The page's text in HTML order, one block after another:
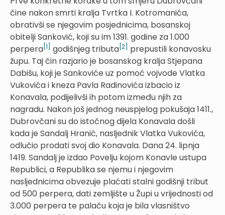
čine nakon smrti kralja Tvrtka I. Kotromanića,
obrativši se njegovim posjednicima, bosanskoj
obitelji Sanković, koji su im 1391. godine za 1.000
perpera [1] godišnjeg tributa [2]
prepustili konavosku
župu. Taj čin razjario je bosanskog kralja Stjepana
Dabišu, koji je Sankoviće uz pomoć vojvode Vlatka
Vukovića i kneza Pavla Radinovića izbacio iz
Konavala, podijelivši ih potom između njih za
nagradu. Nakon još jednog neuspjelog pokušaja 1411.,
Dubrovčani su do istočnog dijela Konavala došli
kada je Sandalj Hranić, nasljednik Vlatka Vukovića,
odlučio prodati svoj dio Konavala. Dana 24. lipnja
1419. Sandalj je izdao Povelju kojom Konavle ustupa
Republici, a Republika se njemu i njegovim
nasljednicima obvezuje plaćati stalni godišnji tribut
od 500 perpera, dati zemljište u Župi u vrijednosti od
3.000 perpera te palaču koja je bila vlasništvo